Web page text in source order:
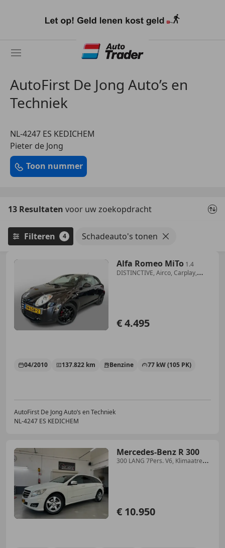
naar
AutoFirst De Jong Auto’s en
Techniek
NL-4247 ES KEDICHEM
Pieter de Jong
Toon nummer
13 Resultaten voor uw zoekopdracht
Filteren 4 Schadeauto's tonen
Alfa Romeo MiTo 1.4
DISTINCTIVE, Airco, Carplay,
€ 4.495
04/2010 137.822 km Benzine 77 kW (105 PK)
AutoFirst De Jong Auto’s en Techniek
NL-4247 ES KEDICHEM
Mercedes-Benz R 300
300 LANG 7Pers. V6, Klimaatreg.,
€ 10.950